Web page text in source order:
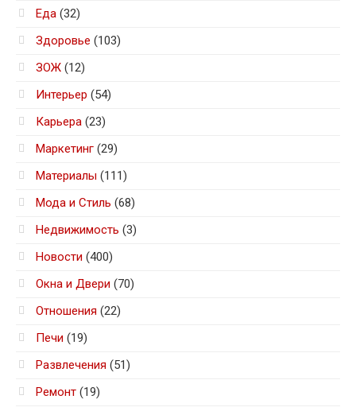
Еда (32)
Здоровье (103)
ЗОЖ (12)
Интерьер (54)
Карьера (23)
Маркетинг (29)
Материалы (111)
Мода и Стиль (68)
Недвижимость (3)
Новости (400)
Окна и Двери (70)
Отношения (22)
Печи (19)
Развлечения (51)
Ремонт (19)